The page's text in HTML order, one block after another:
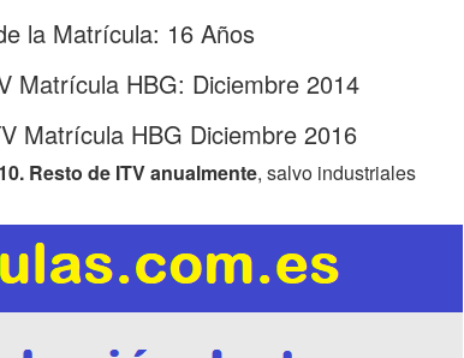
la Matrícula: 16 Años
Matrícula HBG: Diciembre 2014
Matrícula HBG Diciembre 2016
Resto de ITV anualmente, salvo industriales